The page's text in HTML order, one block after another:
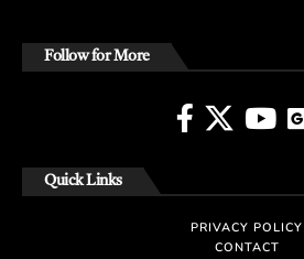
Follow for More
Quick Links
PRIVACY POLICY
CONTACT